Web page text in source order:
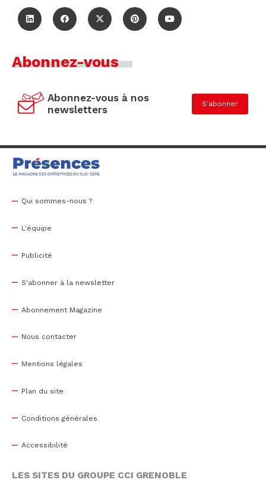
Abonnez-vous
Abonnez-vous à nos
newsletters
S'abonner
Qui sommes-nous ?
L'équipe
Publicité
S'abonner à la newsletter
Abonnement Magazine
Nous contacter
Mentions légales
Plan du site
Conditions générales
Accessibilité
LES SITES DU GROUPE CCI GRENOBLE